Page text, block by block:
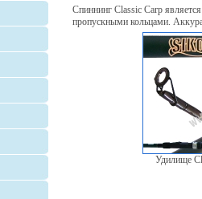
Спиннинг Classic Carp
пропускными кольцами.
Удилище